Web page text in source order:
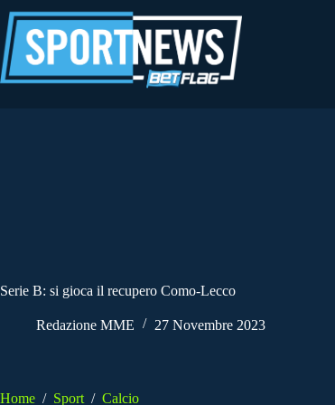
al
contenuto
Serie B: si gioca il recupero Como-Lecco
Redazione MME 27 Novembre 2023
Home / Sport / Calcio